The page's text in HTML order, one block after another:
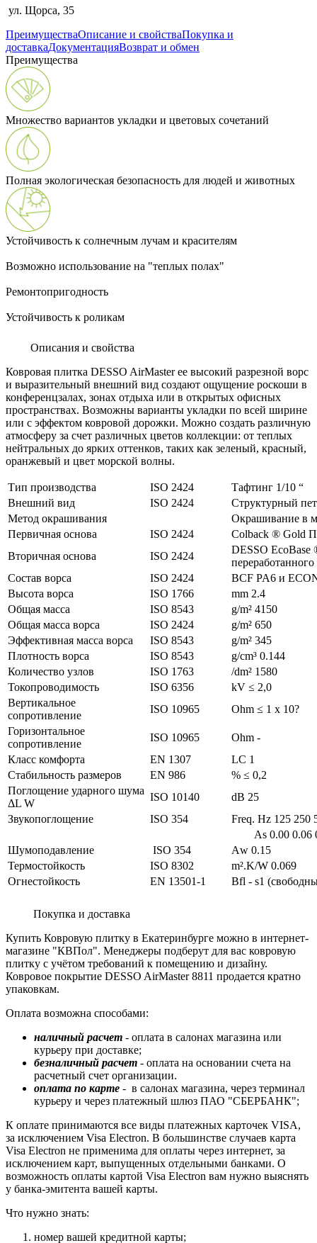
ул. Щорса, 35
ПреимуществаОписание и свойстваПокупка и
доставкаДокументацияВозврат и обмен
Преимущества
Множество вариантов укладки и цветовых сочетаний
Полная экологическая безопасность для людей и животных
Устойчивость к солнечным лучам и красителям
Возможно использование на "теплых полах"
Ремонтопригодность
Устойчивость к роликам
Описания и свойства
Ковровая плитка DESSO AirMaster ее высокий разрезной ворс
и выразительный внешний вид создают ощущение роскоши в
конференцзалах, зонах отдыха или в открытых офисных
пространствах. Возможны варианты укладки по всей ширине
или с эффектом ковровой дорожки. Можно создать различную
атмосферу за счет различных цветов коллекции: от теплых
нейтральных до ярких оттенков, таких как зеленый, красный,
оранжевый и цвет морской волны.
Тип производства ISO 2424
Тафтинг 1/10 “
Внешний вид
ISO 2424
Структурный
Метод окрашивания
Окрашивание в
Первичная основа
ISO 2424
Colback ® Gold
Вторичная основа
ISO 2424
DESSO EcoBase
Состав ворса
ISO 2424
BCF PA6 и
Высота ворса
ISO 1766
mm 2.4
Общая масса
ISO 8543
g/m² 4150
Общая масса ворса
ISO 2424
g/m² 650
Эффективная масса ворса
ISO 8543
g/m² 345
Плотность ворса
ISO 8543
g/cm³ 0.144
Количество узлов
ISO 1763
/dm² 1580
Токопроводимость
ISO 6356
kV ≤ 2,0
Вертикальное
сопротивление
ISO 10965
Ohm ≤ 1 x 10?
Горизонтальное
сопротивление
ISO 10965
Ohm -
Класс комфорта
EN 1307
LC 1
Стабильность размеров
EN 986
% ≤ 0,2
Поглощение ударного шума
ΔL W
ISO 10140
dB 25
Звукопоглощение
ISO 354
Freq. Hz 125 250
Аs 0.00 0.06
Шумоподавление
ISO 354
Аw 0.15
Термостойкость
ISO 8302
m².K/W 0.069
Огнестойкость
EN 13501-1 Bfl - s1
Покупка и доставка
Купить Ковровую плитку в Екатеринбурге можно в интернет-
магазине "КВПол". Менеджеры подберут для вас ковровую
плитку с учётом требований к помещению и дизайну.
Ковровое покрытие DESSO AirMaster 8811 продается кратно
упаковкам.
Оплата возможна способами:
наличный расчет - оплата в салонах магазина или
курьеру при доставке;
безналичный расчет - оплата на основании счета на
расчетный счет организации.
оплата по карте - в салонах магазина, через терминал
курьеру и через платежный шлюз ПАО "СБЕРБАНК";
К оплате принимаются все виды платежных карточек VISA,
за исключением Visa Electron. В большинстве случаев карта
Visa Electron не применима для оплаты через интернет, за
исключением карт, выпущенных отдельными банками. О
возможность оплаты картой Visa Electron вам нужно выяснять
у банка-эмитента вашей карты.
Что нужно знать:
номер вашей кредитной карты;